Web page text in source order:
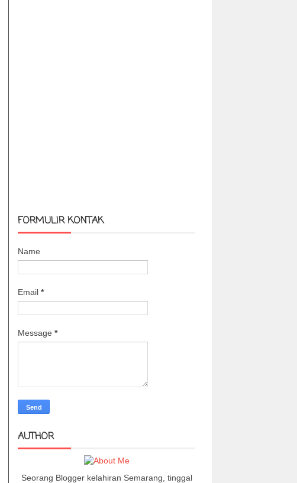
FORMULIR KONTAK
Name
Email *
Message *
AUTHOR
Seorang Blogger kelahiran Semarang, tinggal